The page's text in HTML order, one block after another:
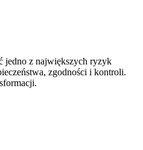
jedno z największych ryzyk
zgodności i kontroli.